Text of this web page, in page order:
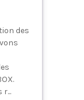
des